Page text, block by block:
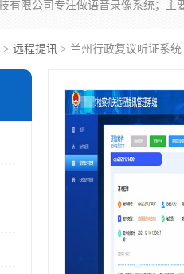
> 远程提讯 > 兰州行政复议听证系